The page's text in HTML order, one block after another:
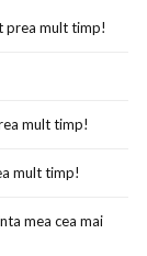
prea mult timp!
mult timp!
mult timp!
mea cea mai